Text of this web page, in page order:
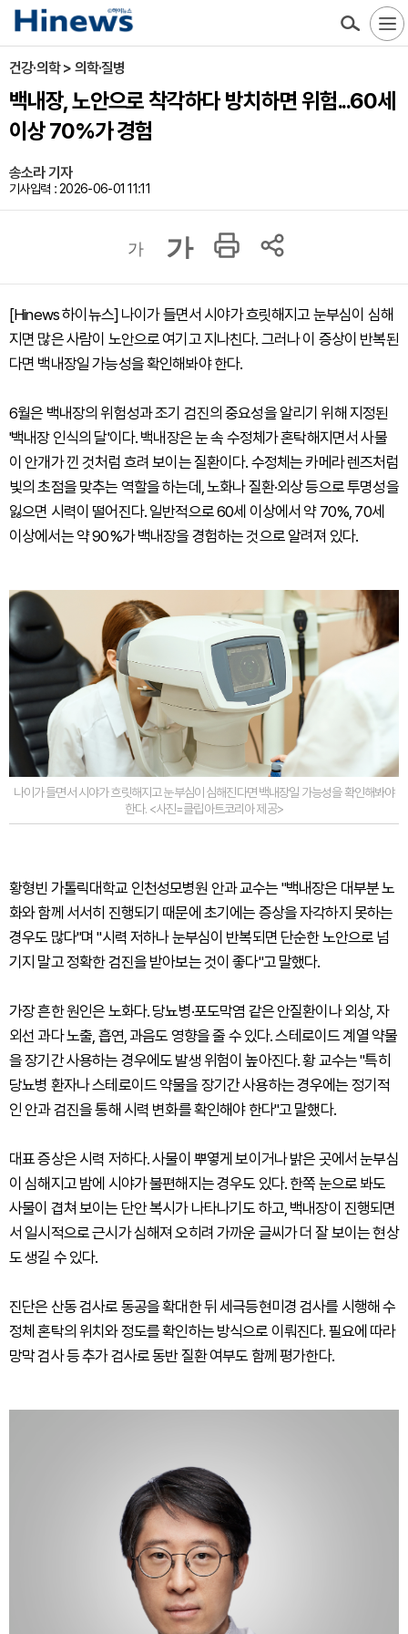
건강·의학 > 의학·질병
백내장, 노안으로 착각하다 방치하면 위험...60세
이상 70%가 경험
송소라 기자
기사입력 : 2026-06-01 11:11
가 가
[Hinews 하이뉴스] 나이가 들면서 시야가 흐릿해지고 눈부심이 심해
지면 많은 사람이 노안으로 여기고 지나친다. 그러나 이 증상이 반복된
다면 백내장일 가능성을 확인해봐야 한다.
6월은 백내장의 위험성과 조기 검진의 중요성을 알리기 위해 지정된
'백내장 인식의 달'이다. 백내장은 눈 속 수정체가 혼탁해지면서 사물
이 안개가 낀 것처럼 흐려 보이는 질환이다. 수정체는 카메라 렌즈처럼
빛의 초점을 맞추는 역할을 하는데, 노화나 질환·외상 등으로 투명성을
잃으면 시력이 떨어진다. 일반적으로 60세 이상에서 약 70%, 70세
이상에서는 약 90%가 백내장을 경험하는 것으로 알려져 있다.
나이가 들면서 시야가 흐릿해지고 눈부심이 심해진다면 백내장일 가능성을 확인해봐야
한다. <사진=클립아트코리아 제공>
황형빈 가톨릭대학교 인천성모병원 안과 교수는 "백내장은 대부분 노
화와 함께 서서히 진행되기 때문에 초기에는 증상을 자각하지 못하는
경우도 많다"며 "시력 저하나 눈부심이 반복되면 단순한 노안으로 넘
기지 말고 정확한 검진을 받아보는 것이 좋다"고 말했다.
가장 흔한 원인은 노화다. 당뇨병·포도막염 같은 안질환이나 외상, 자
외선 과다 노출, 흡연, 과음도 영향을 줄 수 있다. 스테로이드 계열 약물
을 장기간 사용하는 경우에도 발생 위험이 높아진다. 황 교수는 "특히
당뇨병 환자나 스테로이드 약물을 장기간 사용하는 경우에는 정기적
인 안과 검진을 통해 시력 변화를 확인해야 한다"고 말했다.
대표 증상은 시력 저하다. 사물이 뿌옇게 보이거나 밝은 곳에서 눈부심
이 심해지고 밤에 시야가 불편해지는 경우도 있다. 한쪽 눈으로 봐도
사물이 겹쳐 보이는 단안 복시가 나타나기도 하고, 백내장이 진행되면
서 일시적으로 근시가 심해져 오히려 가까운 글씨가 더 잘 보이는 현상
도 생길 수 있다.
진단은 산동 검사로 동공을 확대한 뒤 세극등현미경 검사를 시행해 수
정체 혼탁의 위치와 정도를 확인하는 방식으로 이뤄진다. 필요에 따라
망막 검사 등 추가 검사로 동반 질환 여부도 함께 평가한다.